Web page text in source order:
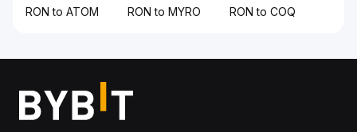
RON to ATOM RON to MYRO RON to COQ